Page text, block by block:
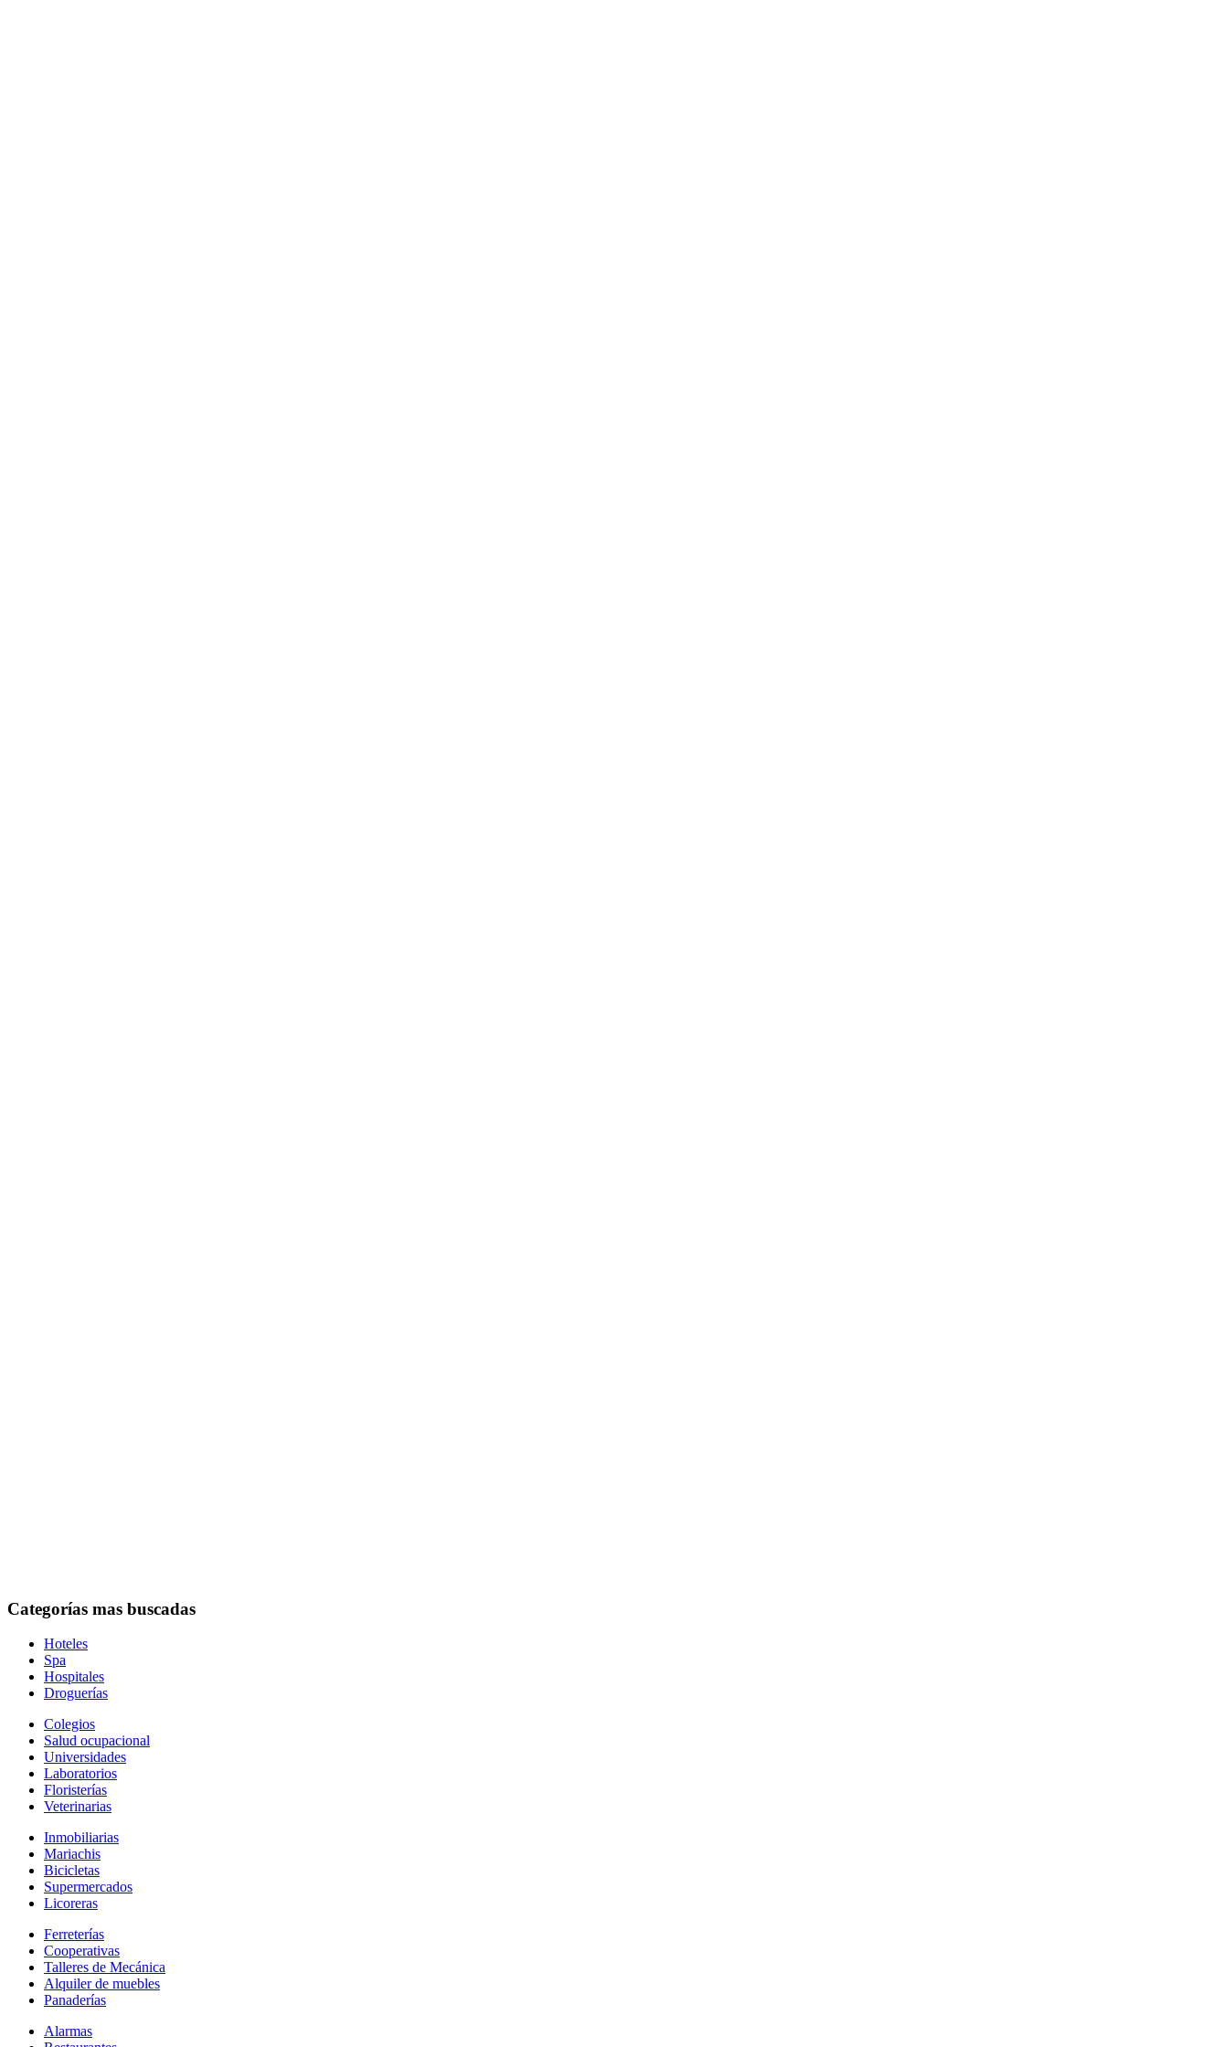
Categorías mas buscadas
Hoteles
Spa
Hospitales
Droguerías
Colegios
Salud ocupacional
Universidades
Laboratorios
Floristerías
Veterinarias
Inmobiliarias
Mariachis
Bicicletas
Supermercados
Licoreras
Ferreterías
Cooperativas
Talleres de Mecánica
Alquiler de muebles
Panaderías
Alarmas